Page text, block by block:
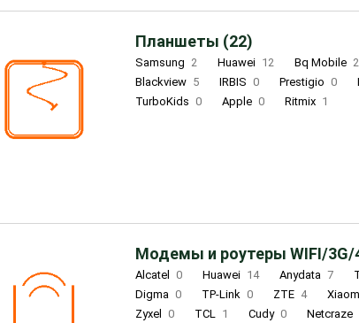
Планшеты (22)
Samsung 2 Huawei 12 Bq Mobile 2
Blackview 5 IRBIS 0 Prestigio 0
TurboKids 0 Apple 0 Ritmix 1
Модемы и роутеры WIFI/3G/
Alcatel 0 Huawei 14 Anydata 7
Digma 0 TP-Link 0 ZTE 4
Zyxel
0 TCL 1 Cudy 0 Netcraze